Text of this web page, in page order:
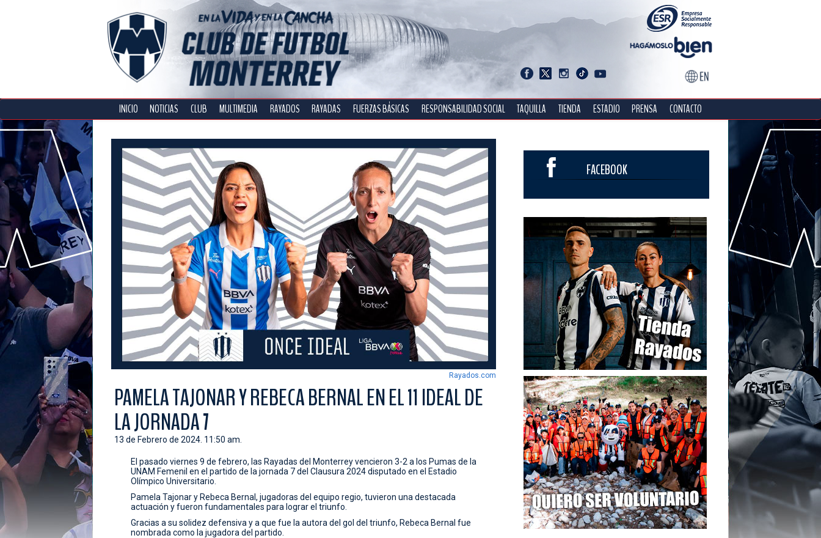
INICIO NOTICIAS CLUB MULTIMEDIA RAYADOS RAYADAS FUERZAS BÁSICAS RESPONSABILIDAD SOCIAL TAQUILLA TIENDA ESTADIO PRENSA CONTACTO
Rayados.com
PAMELA TAJONAR Y REBECA BERNAL EN EL 11 IDEAL DE
LA JORNADA 7
13 de Febrero de 2024. 11:50 am.
El pasado viernes 9 de febrero, las Rayadas del Monterrey vencieron 3-2 a los Pumas de la
UNAM Femenil en el partido de la jornada 7 del Clausura 2024 disputado en el Estadio
Olímpico Universitario.
Pamela Tajonar y Rebeca Bernal, jugadoras del equipo regio, tuvieron una destacada
actuación y fueron fundamentales para lograr el triunfo.
Gracias a su solidez defensiva y a que fue la autora del gol del triunfo, Rebeca Bernal fue
nombrada como la jugadora del partido.
FACEBOOK